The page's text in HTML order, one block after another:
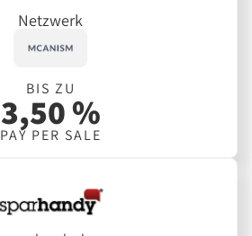
Netzwerk
BIS ZU
3,50 %
PAY PER SALE